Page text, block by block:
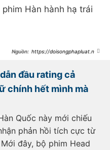
Hàn hành hạ trái
https://doisongphapluat.ngu
khung-khung-ma-cute-het-phan-
thien-ha-nha-trai-dep-den-noi-da-
đầu rating cả
chính hết mình mà
Quốc này mới chiếu
phản hồi tích cực từ
đây, bộ phim Head